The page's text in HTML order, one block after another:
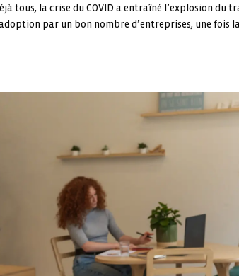
tous, la crise du COVID a entraîné l’explosion
par un bon nombre d’entreprises, une fois